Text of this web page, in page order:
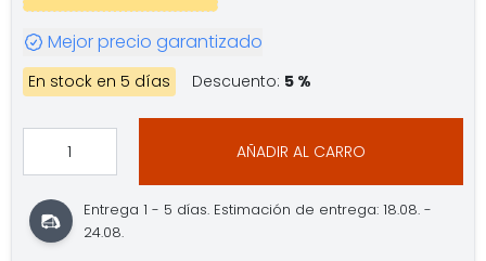
Mejor precio garantizado
En stock en 5 días Descuento: 5 %
AÑADIR AL CARRO
Entrega 1 - 5 días. Estimación de entrega: 18.08. -
24.08.